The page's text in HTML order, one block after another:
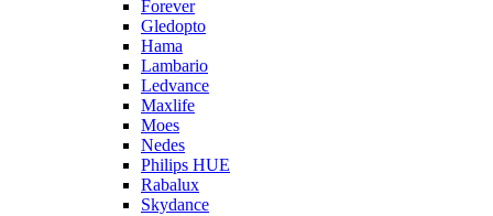
Forever
Gledopto
Hama
Lambario
Ledvance
Maxlife
Moes
Nedes
Philips HUE
Rabalux
Skydance